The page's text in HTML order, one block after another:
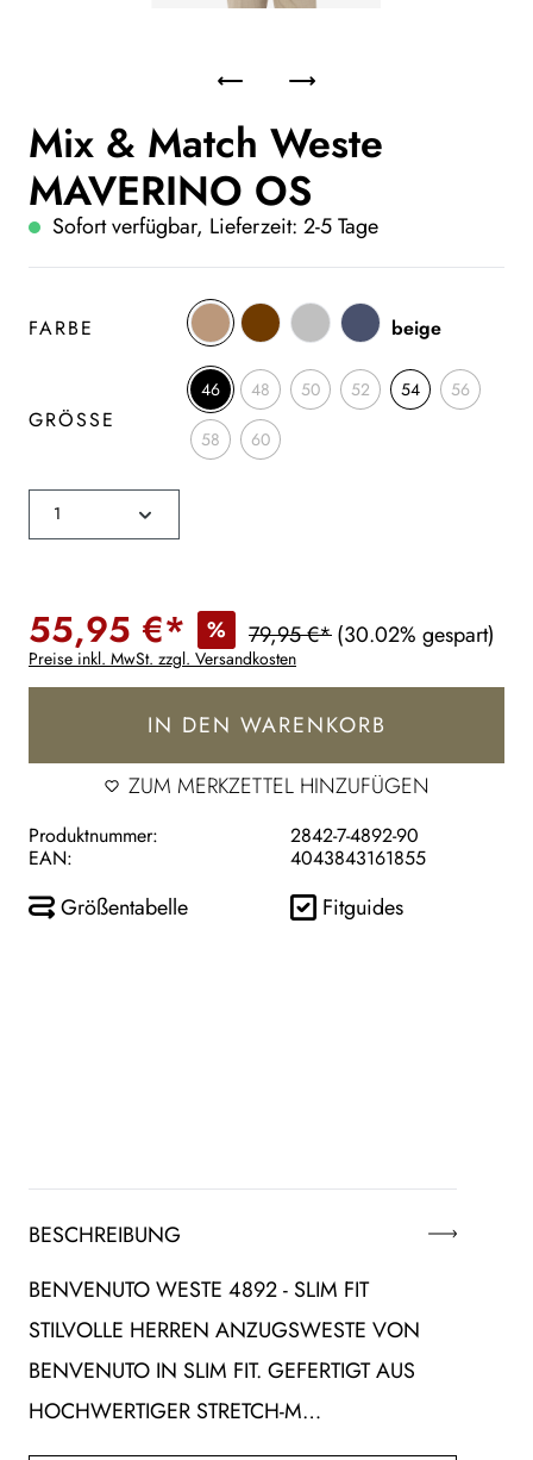
Mix & Match Weste
MAVERINO OS
Sofort verfügbar, Lieferzeit: 2-5 Tage
FARBE beige
GRÖSSE
46 48 50 52 54 56
58 60
55,95 €* % 79,95 €*(30.02% gespart)
Preise inkl. MwSt. zzgl. Versandkosten
IN DEN WARENKORB
ZUM MERKZETTEL HINZUFÜGEN
Produktnummer:
2842-7-4892-90
EAN:
4043843161855
Größentabelle Fitguides
BESCHREIBUNG
BENVENUTO WESTE 4892 - SLIM FIT
STILVOLLE HERREN ANZUGSWESTE VON
BENVENUTO IN SLIM FIT. GEFERTIGT AUS
HOCHWERTIGER STRETCH-M…